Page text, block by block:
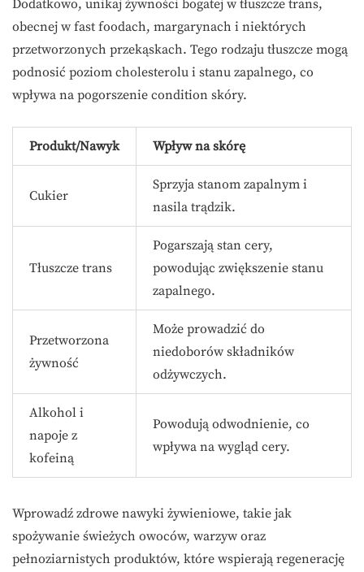
Dodatkowo, unikaj żywności bogatej w tłuszcze trans,
obecnej w fast foodach, margarynach i niektórych
przetworzonych przekąskach. Tego rodzaju tłuszcze mogą
podnosić poziom cholesterolu i stanu zapalnego, co
wpływa na pogorszenie condition skóry.
Produkt/Nawyk Wpływ na skórę
Cukier
Sprzyja stanom zapalnym i
nasila trądzik.
Tłuszcze trans
Pogarszają stan cery,
powodując zwiększenie stanu
zapalnego.
Przetworzona
żywność
Może prowadzić do
niedoborów składników
odżywczych.
Alkohol i
napoje z
kofeiną
Powodują odwodnienie, co
wpływa na wygląd cery.
Wprowadź zdrowe nawyki żywieniowe, takie jak
spożywanie świeżych owoców, warzyw oraz
pełnoziarnistych produktów, które wspierają regenerację